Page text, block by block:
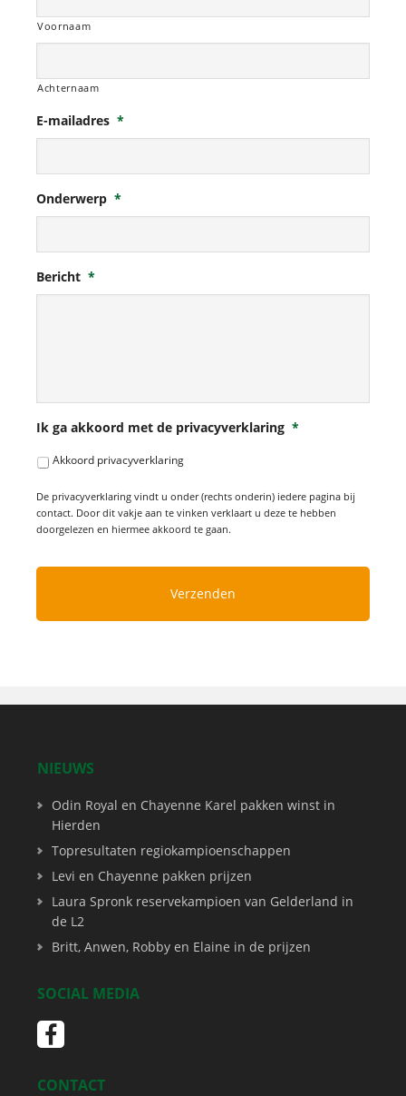
Voornaam
Achternaam
E-mailadres *
Onderwerp *
Bericht *
Ik ga akkoord met de privacyverklaring *
Akkoord privacyverklaring
De privacyverklaring vindt u onder (rechts onderin) iedere pagina bij
contact. Door dit vakje aan te vinken verklaart u deze te hebben
doorgelezen en hiermee akkoord te gaan.
NIEUWS
Odin Royal en Chayenne Karel pakken winst in
Hierden
Topresultaten regiokampioenschappen
Levi en Chayenne pakken prijzen
Laura Spronk reservekampioen van Gelderland in
de L2
Britt, Anwen, Robby en Elaine in de prijzen
SOCIAL MEDIA
CONTACT